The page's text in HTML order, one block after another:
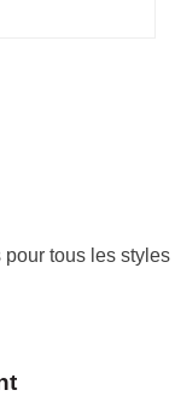
tous les styles